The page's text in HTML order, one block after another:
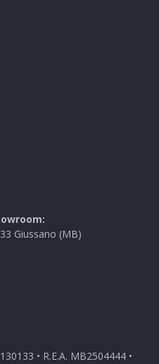
Giussano (MB)
• R.E.A. MB2504444 •